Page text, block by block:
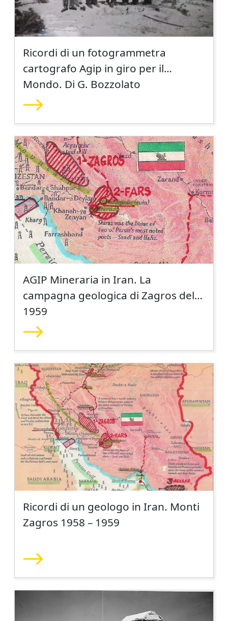
Ricordi di un fotogrammetra
cartografo Agip in giro per il
Mondo. Di G. Bozzolato
AGIP Mineraria in Iran. La
campagna geologica di Zagros del
1959
Ricordi di un geologo in Iran. Monti
Zagros 1958 – 1959